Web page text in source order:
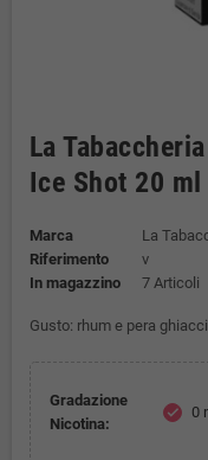
La
Ice Shot 20 ml
Marca
La
Riferimento
v
In magazzino
7 Articoli
Gusto: rhum e pera
Gradazione
Nicotina:
check 0